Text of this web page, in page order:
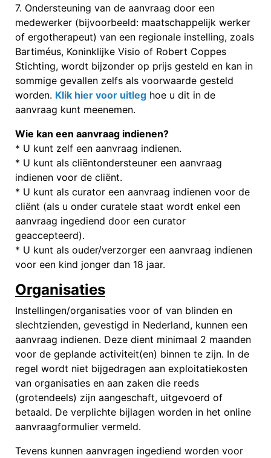
7. Ondersteuning van de aanvraag door een
medewerker (bijvoorbeeld: maatschappelijk werker
of ergotherapeut) van een regionale instelling, zoals
Bartiméus, Koninklijke Visio of Robert Coppes
Stichting, wordt bijzonder op prijs gesteld en kan in
sommige gevallen zelfs als voorwaarde gesteld
worden. Klik hier voor uitleg hoe u dit in de
aanvraag kunt meenemen.
Wie kan een aanvraag indienen?
* U kunt zelf een aanvraag indienen.
* U kunt als cliëntondersteuner een aanvraag
indienen voor de cliënt.
* U kunt als curator een aanvraag indienen voor de
cliënt (als u onder curatele staat wordt enkel een
aanvraag ingediend door een curator
geaccepteerd).
* U kunt als ouder/verzorger een aanvraag indienen
voor een kind jonger dan 18 jaar.
Organisaties
Instellingen/organisaties voor of van blinden en
slechtzienden, gevestigd in Nederland, kunnen een
aanvraag indienen. Deze dient minimaal 2 maanden
voor de geplande activiteit(en) binnen te zijn. In de
regel wordt niet bijgedragen aan exploitatiekosten
van organisaties en aan zaken die reeds
(grotendeels) zijn aangeschaft, uitgevoerd of
betaald. De verplichte bijlagen worden in het online
aanvraagformulier vermeld.
Tevens kunnen aanvragen ingediend worden voor